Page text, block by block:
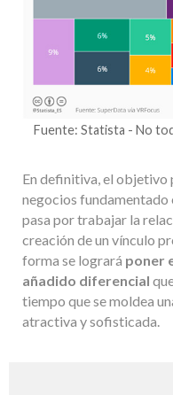
Fuente: Statista - No
En definitiva, el
negocios fundamentado
pasa por trabajar la
creación de un vínculo
forma se logrará poner
añadido diferencial
tiempo que se moldea
atractiva y sofisticada.